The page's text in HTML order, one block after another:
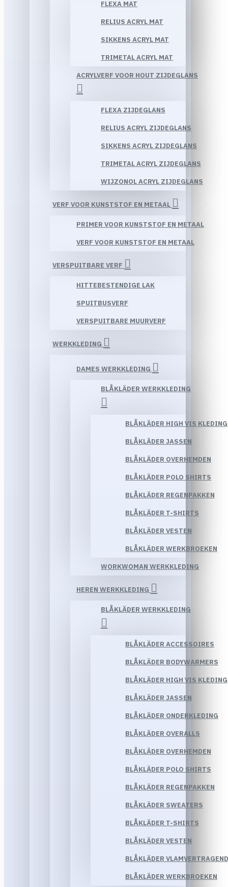
FLEXA MAT
RELIUS ACRYL MAT
SIKKENS ACRYL MAT
TRIMETAL ACRYL MAT
ACRYLVERF VOOR HOUT ZIJDEGLANS
FLEXA ZIJDEGLANS
RELIUS ACRYL ZIJDEGLANS
SIKKENS ACRYL ZIJDEGLANS
TRIMETAL ACRYL ZIJDEGLANS
WIJZONOL ACRYL ZIJDEGLANS
VERF VOOR KUNSTSTOF EN METAAL
PRIMER VOOR KUNSTSTOF EN METAAL
VERF VOOR KUNSTSTOF EN METAAL
VERSPUITBARE VERF
HITTEBESTENDIGE LAK
SPUITBUSVERF
VERSPUITBARE MUURVERF
WERKKLEDING
DAMES WERKKLEDING
BLÅKLÄDER WERKKLEDING
BLÅKLÄDER HIGH VIS KLEDING
BLÅKLÄDER JASSEN
BLÅKLÄDER OVERHEMDEN
BLÅKLÄDER POLO SHIRTS
BLÅKLÄDER REGENPAKKEN
BLÅKLÄDER T-SHIRTS
BLÅKLÄDER VESTEN
BLÅKLÄDER WERKBROEKEN
WORKWOMAN WERKKLEDING
HEREN WERKKLEDING
BLÅKLÄDER WERKKLEDING
BLÅKLÄDER ACCESSOIRES
BLÅKLÄDER BODYWARMERS
BLÅKLÄDER HIGH VIS KLEDING
BLÅKLÄDER JASSEN
BLÅKLÄDER ONDERKLEDING
BLÅKLÄDER OVERALLS
BLÅKLÄDER OVERHEMDEN
BLÅKLÄDER POLO SHIRTS
BLÅKLÄDER REGENPAKKEN
BLÅKLÄDER SWEATERS
BLÅKLÄDER T-SHIRTS
BLÅKLÄDER VESTEN
BLÅKLÄDER
BLÅKLÄDER WERKBROEKEN